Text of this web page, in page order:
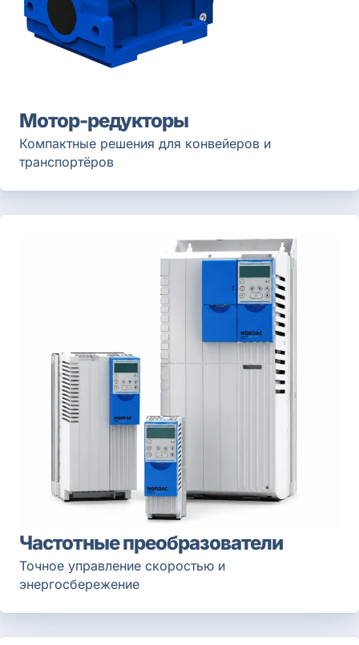
Мотор-редукторы
Компактные решения для конвейеров и
транспортёров
Частотные преобразователи
Точное управление скоростью и
энергосбережение